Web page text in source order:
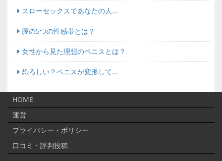
スローセックスであなたの人...
膣の5つの性感帯とは？
女性から見た理想のペニスとは？
恐ろしい？ペニスが変形して...
HOME
運営
プライバシー・ポリシー
口コミ・評判投稿